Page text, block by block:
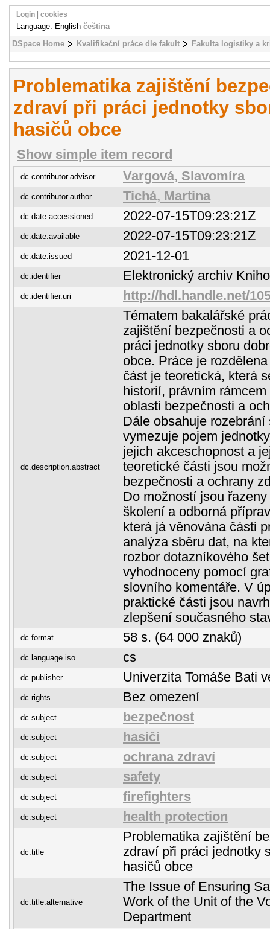
DSpace Home Kvalifikační práce dle fakult Fakulta logistiky a
Login cookies
Language: English čeština
Problematika zajištění
zdraví při práci jednotky
hasičů obce
Show simple item record
dc.contributor.advisor Vargová, Slavomíra
dc.contributor.author Tichá, Martina
dc.date.accessioned 2022-07-15T09:23:21Z
dc.date.available 2022-07-15T09:23:21Z
dc.date.issued 2021-12-01
dc.identifier Elektronický archiv
dc.identifier.uri http://hdl.handle.net/
dc.description.abstract
Tématem bakalářské
zajištění bezpečnosti a
práci jednotky sboru
obce. Práce je
část je teoretická, která
historií, právním
oblasti bezpečnosti a
Dále obsahuje
vymezuje pojem
jejich akceschopnost a
teoretické části jsou
bezpečnosti a ochrany
Do možností jsou
školení a odborná
která já věnována části
analýza sběru dat, na
rozbor dotazníkového
vyhodnoceny pomocí
slovního komentáře. V
praktické části jsou
zlepšení současného
dc.format 58 s. (64 000 znaků)
dc.language.iso cs
dc.publisher Univerzita Tomáše Bati
dc.rights Bez omezení
dc.subject bezpečnost
dc.subject hasiči
dc.subject ochrana zdraví
dc.subject safety
dc.subject firefighters
dc.subject health protection
dc.title
Problematika zajištění
zdraví při práci jednotky
hasičů obce
dc.title.alternative
The Issue of Ensuring
Work of the Unit of the
Department